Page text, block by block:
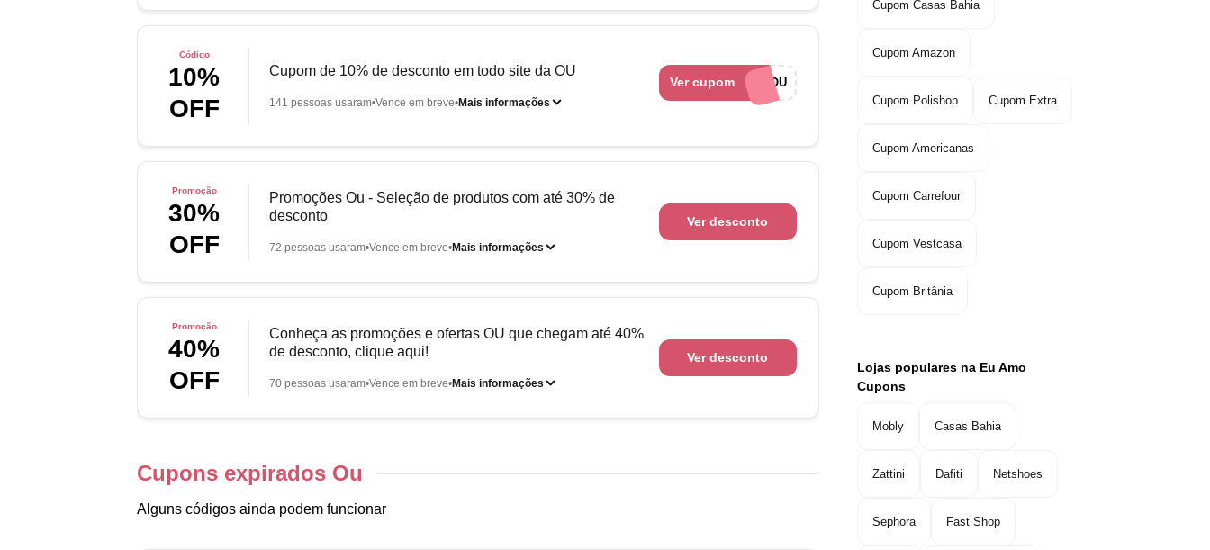
Código
10%
OFF
Cupom de 10% de desconto em todo site da OU
141 pessoas usaram Vence em breve Mais informações
Ver cupomBEMVINDOU
Promoção
30%
OFF
Promoções Ou - Seleção de produtos com até 30% de
desconto
72 pessoas usaram Vence em breve Mais informações
Ver desconto
Promoção
40%
OFF
Conheça as promoções e ofertas OU que chegam até 40%
de desconto, clique aqui!
70 pessoas usaram Vence em breve Mais informações
Ver desconto
Cupons expirados Ou
Alguns códigos ainda podem funcionar
Cupom Casas Bahia
Cupom Amazon
Cupom Polishop Cupom Extra
Cupom Americanas
Cupom Carrefour
Cupom Vestcasa
Cupom Britânia
Lojas populares na Eu Amo
Cupons
Mobly Casas Bahia
Zattini Dafiti Netshoes
Sephora Fast Shop